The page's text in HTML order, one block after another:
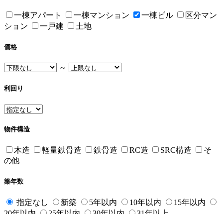
一棟アパート 一棟マンション 一棟ビル
区分マン
ション
一戸建 土地
価格
～
利回り
物件構造
木造 軽量鉄骨造 鉄骨造 RC造 SRC構造
そ
の他
築年数
指定なし 新築 5年以内 10年以内
15年以内